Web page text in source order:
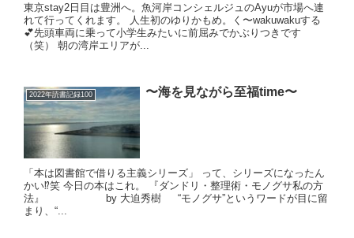
東京stay2日目は豊洲へ。魚河岸コンシェルジュのAyuが市場へ連
れて行ってくれます。 人生初のゆりかもめ。く〜wakuwakuする
💕先頭車両に乗って小学生みたいに前屈みでかぶりつきです
（笑） 朝の湾岸エリアが...
2022年読書記録100 〜海を見ながら至福time〜
「本は図書館で借りる主義シリーズ」 って、シリーズになったん
かい⁉️笑 今日の本はこれ。 『ダンドリ・整理術・モノグサ私の方
法』 by 大迫秀樹 “モノグサ”というワードが目に留
まり、“...